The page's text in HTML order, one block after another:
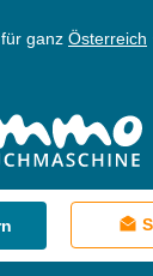
ganz Österreich